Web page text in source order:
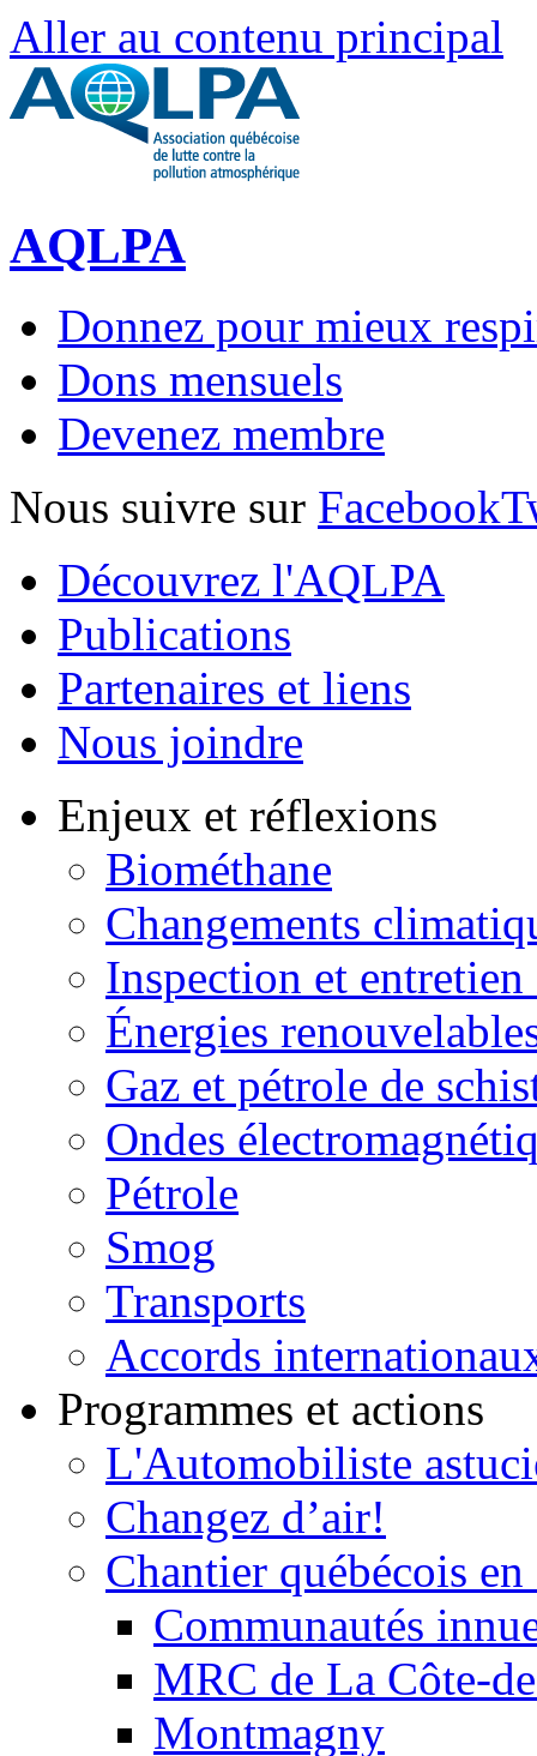
Aller au contenu principal
AQLPA
Donnez pour mieux
Dons mensuels
Devenez membre
Nous suivre sur Facebook
Découvrez l'AQLPA
Publications
Partenaires et liens
Nous joindre
Enjeux et réflexions
Biométhane
Changements
Inspection et entretien
Énergies
Gaz et pétrole de
Ondes
Pétrole
Smog
Transports
Accords
Programmes et actions
L'Automobiliste
Changez d’air!
Chantier québécois
Communautés
MRC de La Côte-
Montmagny